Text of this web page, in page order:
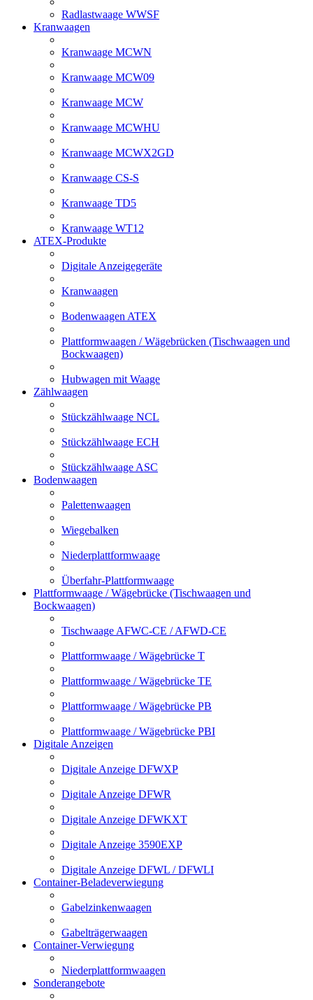
Radlastwaage WWSF
Kranwaagen
Kranwaage MCWN
Kranwaage MCW09
Kranwaage MCW
Kranwaage MCWHU
Kranwaage MCWX2GD
Kranwaage CS-S
Kranwaage TD5
Kranwaage WT12
ATEX-Produkte
Digitale Anzeigegeräte
Kranwaagen
Bodenwaagen ATEX
Plattformwaagen / Wägebrücken (Tischwaagen und
Bockwaagen)
Hubwagen mit Waage
Zählwaagen
Stückzählwaage NCL
Stückzählwaage ECH
Stückzählwaage ASC
Bodenwaagen
Palettenwaagen
Wiegebalken
Niederplattformwaage
Überfahr-Plattformwaage
Plattformwaage / Wägebrücke (Tischwaagen und
Bockwaagen)
Tischwaage AFWC-CE / AFWD-CE
Plattformwaage / Wägebrücke T
Plattformwaage / Wägebrücke TE
Plattformwaage / Wägebrücke PB
Plattformwaage / Wägebrücke PBI
Digitale Anzeigen
Digitale Anzeige DFWXP
Digitale Anzeige DFWR
Digitale Anzeige DFWKXT
Digitale Anzeige 3590EXP
Digitale Anzeige DFWL / DFWLI
Container-Beladeverwiegung
Gabelzinkenwaagen
Gabelträgerwaagen
Container-Verwiegung
Niederplattformwaagen
Sonderangebote